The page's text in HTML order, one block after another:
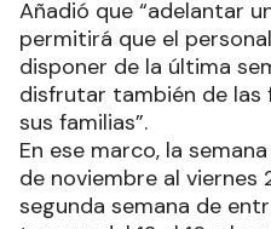
Añadió que “adelantar
permitirá que el
disponer de la última
disfrutar también de las
sus familias”.
En ese marco, la
de noviembre al viernes
segunda semana de